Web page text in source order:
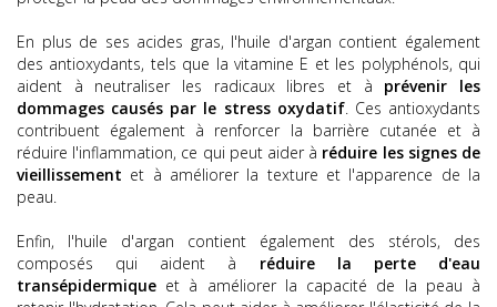
En plus de ses acides gras, l'huile d'argan contient également
des antioxydants, tels que la vitamine E et les polyphénols, qui
aident à neutraliser les radicaux libres et à prévenir les
dommages causés par le stress oxydatif. Ces antioxydants
contribuent également à renforcer la barrière cutanée et à
réduire l'inflammation, ce qui peut aider à réduire les signes de
vieillissement et à améliorer la texture et l'apparence de la
peau.
Enfin, l'huile d'argan contient également des stérols, des
composés qui aident à réduire la perte d'eau
transépidermique et à améliorer la capacité de la peau à